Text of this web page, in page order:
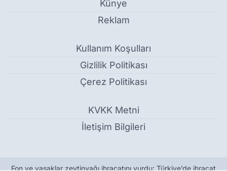
Künye
Reklam
Kullanım Koşulları
Gizlilik Politikası
Çerez Politikası
KVKK Metni
İletişim Bilgileri
Fon ve yasaklar zeytinyağı ihracatını vurdu: Türkiye’de ihracat